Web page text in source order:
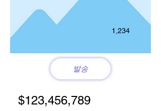
1,234
발송
$123,456,789